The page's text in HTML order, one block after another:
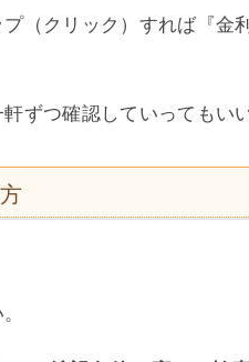
（クリック）すれば『
ずつ確認していっても